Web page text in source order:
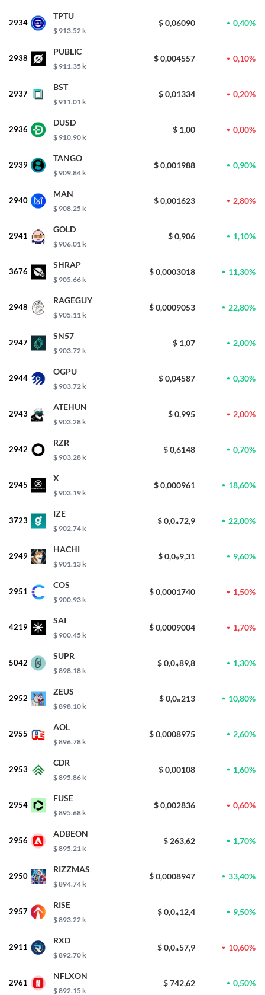
2934
TPTU
$ 913.52 k
$ 0,06090 0,40%
2938
PUBLIC
$ 911.35 k
$ 0,004557 0,10%
2937
BST
$ 911.01 k
$ 0,01334 0,20%
2936
DUSD
$ 910.90 k
$ 1,00 0,00%
2939
TANGO
$ 909.84 k
$ 0,001988 0,90%
2940
MAN
$ 908.25 k
$ 0,001623 2,80%
2941
GOLD
$ 906.01 k
$ 0,906 1,10%
3676
SHRAP
$ 905.66 k
$ 0,0003018 11,30%
2948
RAGEGUY
$ 905.11 k
$ 0,0009053 22,80%
2947
SN57
$ 903.72 k
$ 1,07 2,00%
2944
OGPU
$ 903.72 k
$ 0,04587 0,30%
2943
ATEHUN
$ 903.28 k
$ 0,995 2,00%
2942
RZR
$ 903.28 k
$ 0,6148 0,70%
2945
X
$ 903.19 k
$ 0,000961 18,60%
3723
IZE
$ 902.74 k
$ 0,0₄72,9 22,00%
2949
HACHI
$ 901.13 k
$ 0,0₉9,31 9,60%
2951
COS
$ 900.93 k
$ 0,0001740 1,50%
4219
SAI
$ 900.45 k
$ 0,0009004 1,70%
5042
SUPR
$ 898.18 k
$ 0,0₄89,8 1,30%
2952
ZEUS
$ 898.10 k
$ 0,0₈213 10,80%
2955
AOL
$ 896.78 k
$ 0,0008975 2,60%
2953
CDR
$ 895.86 k
$ 0,00108 1,60%
2954
FUSE
$ 895.68 k
$ 0,002836 0,60%
2956
ADBEON
$ 895.21 k
$ 263,62 1,70%
2950
RIZZMAS
$ 894.74 k
$ 0,0008947 33,40%
2957
RISE
$ 893.22 k
$ 0,0₄12,4 9,50%
2911
RXD
$ 892.70 k
$ 0,0₄57,9 10,60%
2961
NFLXON
$ 892.15 k
$ 742,62 0,50%